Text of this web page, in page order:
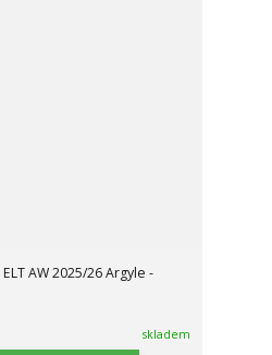
AW 2025/26 Argyle -
skladem